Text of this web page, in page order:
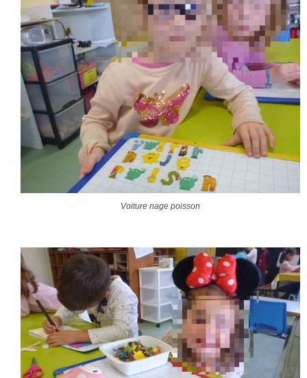
Voiture nage poisson